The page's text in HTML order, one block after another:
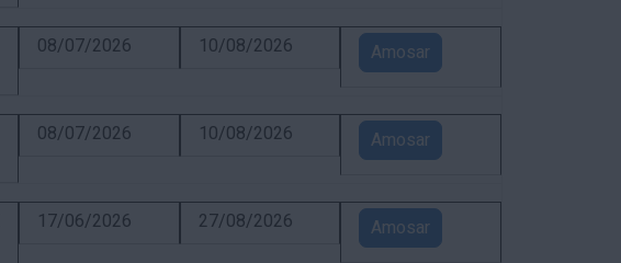
08/07/2026 10/08/2026 Amosar
08/07/2026 10/08/2026 Amosar
17/06/2026 27/08/2026 Amosar